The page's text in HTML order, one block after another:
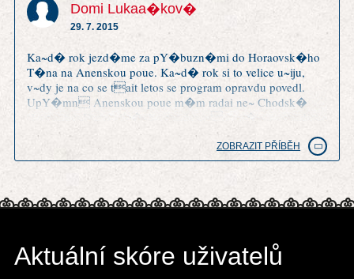
Domi Lukaa�kov�
29. 7. 2015
Ka~d� rok jezd�me za pY�buzn�mi do Horaovsk�ho
T�na na Anenskou poue. Ka~d� rok si to velice u~iju,
v~dy je na co se tait letos se program opravdu povedl.
UpY�mn Anenskou poue m�m radai ne~ Chodsk�
slavnosti v Doma~lic�ch a trochu m mrz�, ~e o tradici
Anensk� pouti tu nen� ani zm�Hka.
ZOBRAZIT PŘÍBĚH
Aktuální skóre uživatelů